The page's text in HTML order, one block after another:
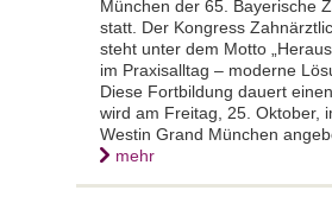
München der 65. Bayerische
statt. Der Kongress
steht unter dem Motto
im Praxisalltag – moderne
Diese Fortbildung dauert
wird am Freitag, 25. Oktober,
Westin Grand München
mehr